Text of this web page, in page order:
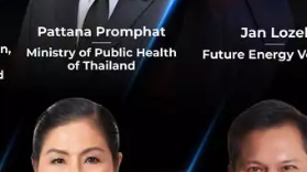
ดเลือก เตรียมการ และรับมอบ
พื้นฐานจะมีกระบวนการตัดสินใจที่
โจทย์และความต้องการของสังคมได้